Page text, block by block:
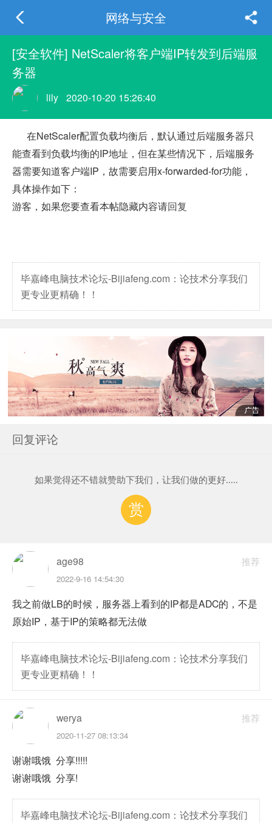
网络与安全
[安全软件] NetScaler将客户端IP转发到后端服
务器
lily 2020-10-20 15:26:40
在NetScaler配置负载均衡后，默认通过后端服务器只
能查看到负载均衡的IP地址，但在某些情况下，后端服务
器需要知道客户端IP，故需要启用x-forwarded-for功能，
具体操作如下：
游客，如果您要查看本帖隐藏内容请回复
毕嘉峰电脑技术论坛-Bijiafeng.com：论技术分享我们
更专业更精确！！
回复评论
如果觉得还不错就赞助下我们，让我们做的更好.....
赏
推荐
age98
2022-9-16 14:54:30
我之前做LB的时候，服务器上看到的IP都是ADC的，不是
原始IP，基于IP的策略都无法做
毕嘉峰电脑技术论坛-Bijiafeng.com：论技术分享我们
更专业更精确！！
推荐
werya
2020-11-27 08:13:34
谢谢哦饿 分享!!!!!
谢谢哦饿 分享!
毕嘉峰电脑技术论坛-Bijiafeng.com：论技术分享我们